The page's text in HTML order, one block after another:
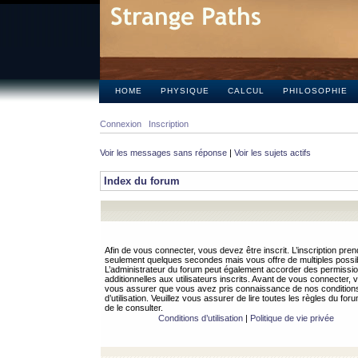
HOME PHYSIQUE CALCUL PHILOSOPHIE
Connexion Inscription
Voir les messages sans réponse | Voir les sujets actifs
Index du forum
Afin de vous connecter, vous devez être inscrit. L’inscription
seulement quelques secondes mais vous offre de multiples
L’administrateur du forum peut également accorder des
additionnelles aux utilisateurs inscrits. Avant de vous connecter,
vous assurer que vous avez pris connaissance de nos
d’utilisation. Veuillez vous assurer de lire toutes les règles du
de le consulter.
Conditions d’utilisation| Politique de vie privée